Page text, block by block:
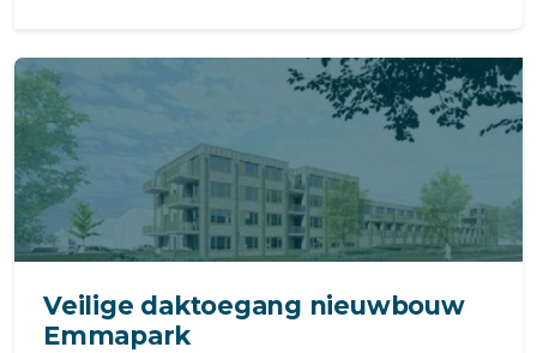
Veilige daktoegang nieuwbouw
Emmapark